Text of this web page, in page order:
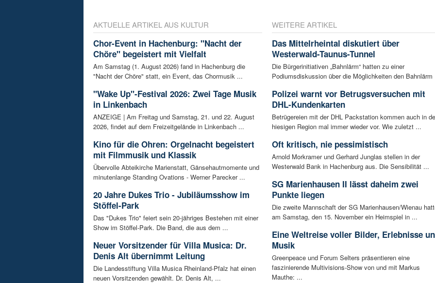
AKTUELLE ARTIKEL AUS KULTUR
Chor-Event in Hachenburg: "Nacht der
Chöre" begeistert mit Vielfalt
Am Samstag (1. August 2026) fand in Hachenburg die
"Nacht der Chöre" statt, ein Event, das Chormusik ...
"Wake Up"-Festival 2026: Zwei Tage Musik
in Linkenbach
ANZEIGE | Am Freitag und Samstag, 21. und 22. August
2026, findet auf dem Freizeitgelände in Linkenbach ...
Kino für die Ohren: Orgelnacht begeistert
mit Filmmusik und Klassik
Übervolle Abteikirche Marienstatt, Gänsehautmomente und
minutenlange Standing Ovations - Werner Parecker ...
20 Jahre Dukes Trio - Jubiläumsshow im
Stöffel-Park
Das "Dukes Trio" feiert sein 20-jähriges Bestehen mit einer
Show im Stöffel-Park. Die Band, die aus dem ...
Neuer Vorsitzender für Villa Musica: Dr.
Denis Alt übernimmt Leitung
Die Landesstiftung Villa Musica Rheinland-Pfalz hat einen
neuen Vorsitzenden gewählt. Dr. Denis Alt, ...
WEITERE ARTIKEL
Das Mittelrheintal diskutiert über
Westerwald-Taunus-Tunnel
Die Bürgerinitiativen „Bahnlärm“ hatten zu einer
Podiumsdiskussion über die Möglichkeiten den Bahnlärm
Polizei warnt vor Betrugsversuchen mit
DHL-Kundenkarten
Betrügereien mit der DHL Packstation kommen auch in
hiesigen Region mal immer wieder vor. Wie zuletzt ...
Oft kritisch, nie pessimistisch
Arnold Morkramer und Gerhard Junglas stellen in der
Westerwald Bank in Hachenburg aus. Die Sensibilität ...
SG Marienhausen II lässt daheim zwei
Punkte liegen
Die zweite Mannschaft der SG Marienhausen/Wienau
am Samstag, den 15. November ein Heimspiel in ...
Eine Weltreise voller Bilder, Erlebnisse
Musik
Greenpeace und Forum Selters präsentieren eine
faszinierende Multivisions-Show von und mit Markus
Mauthe: ...